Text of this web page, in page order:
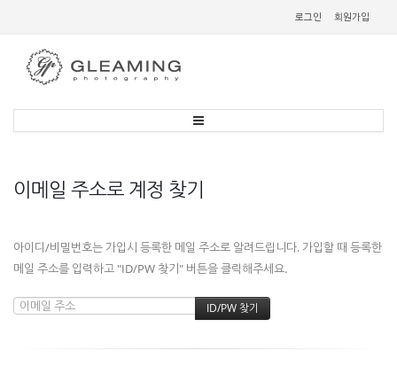
로그인 회원가입
이메일 주소로 계정 찾기
아이디/비밀번호는 가입시 등록한 메일 주소로 알려드립니다. 가입할 때 등록한
메일 주소를 입력하고 "ID/PW 찾기" 버튼을 클릭해주세요.